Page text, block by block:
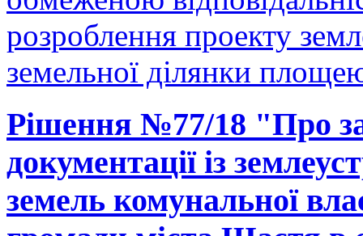
розроблення проекту
земельної ділянки
Рішення №77/18 "Про
документації із
земель комунальної